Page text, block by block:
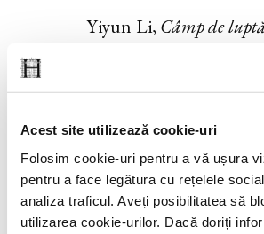
Acest site utilizează cookie-uri
Folosim cookie-uri pentru a vă ușura
pentru a face legătura cu rețelele
analiza traficul. Aveți posibilitatea să
utilizarea cookie-urilor. Dacă doriți
Yiyun Li, Câmp de